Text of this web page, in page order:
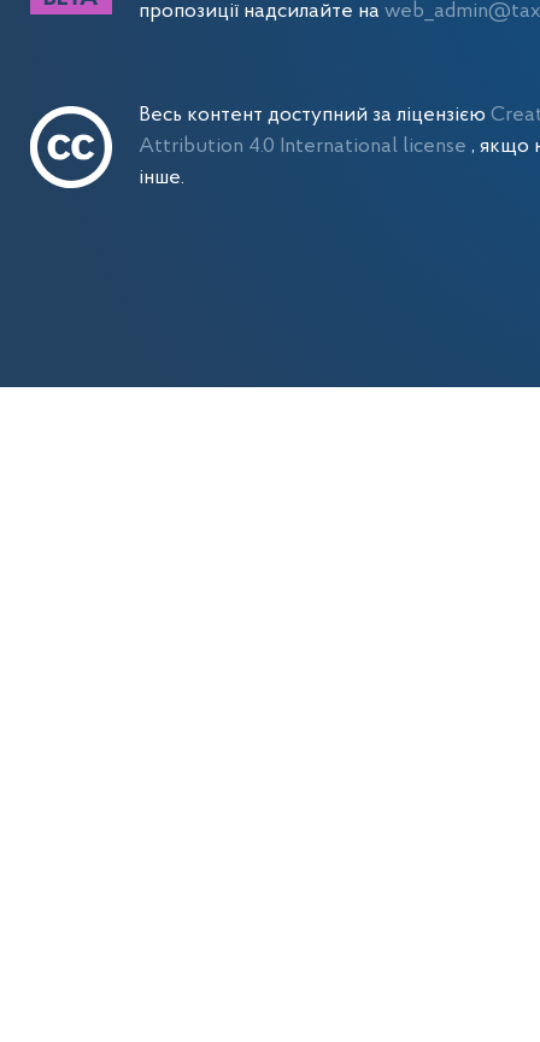
пропозиції надсилайте на
Весь контент доступний за ліцензією
Attribution 4.0 International license , якщо
інше.